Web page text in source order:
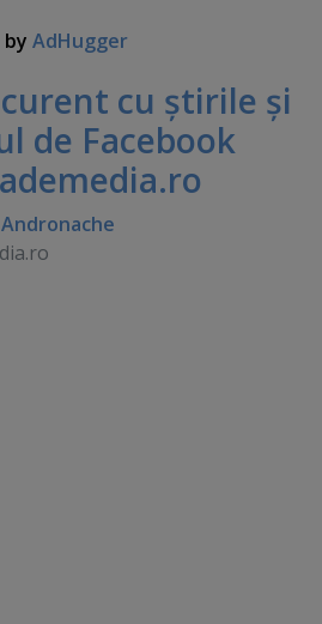
AdHugger
cu ştirile şi
de Facebook